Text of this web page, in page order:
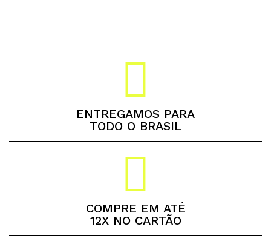
ENTREGAMOS PARA
TODO O BRASIL
COMPRE EM ATÉ
12X NO CARTÃO